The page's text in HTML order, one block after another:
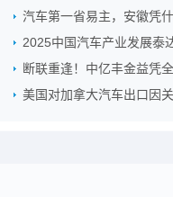
汽车第一省易主，安徽凭
2025中国汽车产业发展泰
断联重逢！中亿丰金益凭
美国对加拿大汽车出口因